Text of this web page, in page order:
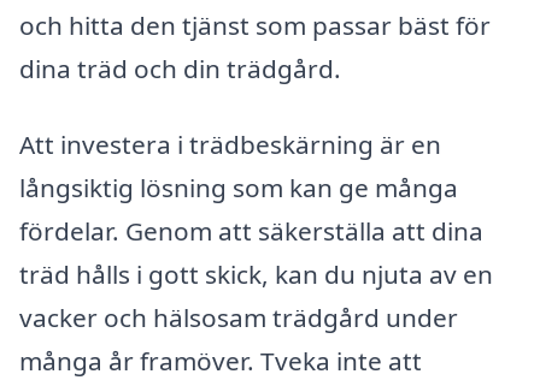
och hitta den tjänst som passar bäst för
dina träd och din trädgård.
Att investera i trädbeskärning är en
långsiktig lösning som kan ge många
fördelar. Genom att säkerställa att dina
träd hålls i gott skick, kan du njuta av en
vacker och hälsosam trädgård under
många år framöver. Tveka inte att